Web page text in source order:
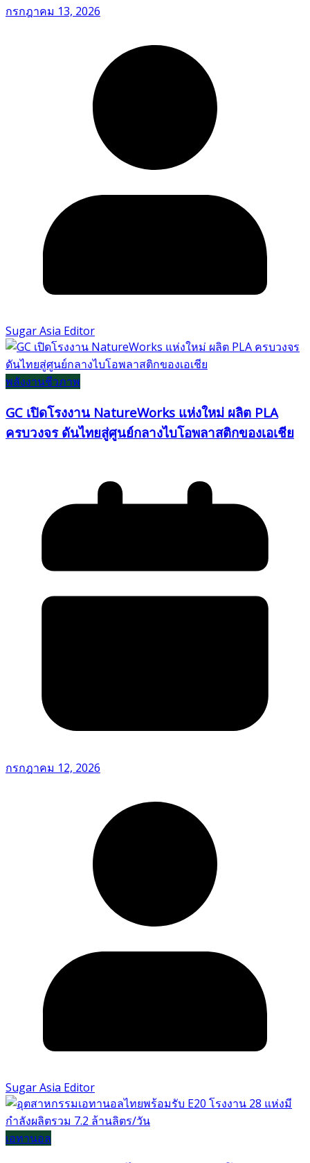
กรกฎาคม 13, 2026
Sugar Asia Editor
พลังงานชีวภาพ
GC เปิดโรงงาน NatureWorks แห่งใหม่ ผลิต PLA
ครบวงจร ดันไทยสู่ศูนย์กลางไบโอพลาสติกของเอเชีย
กรกฎาคม 12, 2026
Sugar Asia Editor
เอทานอล